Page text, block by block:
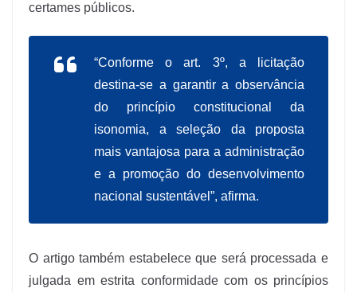
certames públicos.
“Conforme o art. 3º, a licitação
destina-se a garantir a observância
do princípio constitucional da
isonomia, a seleção da proposta
mais vantajosa para a administração
e a promoção do desenvolvimento
nacional sustentável”, afirma.
O artigo também estabelece que será processada e
julgada em estrita conformidade com os princípios